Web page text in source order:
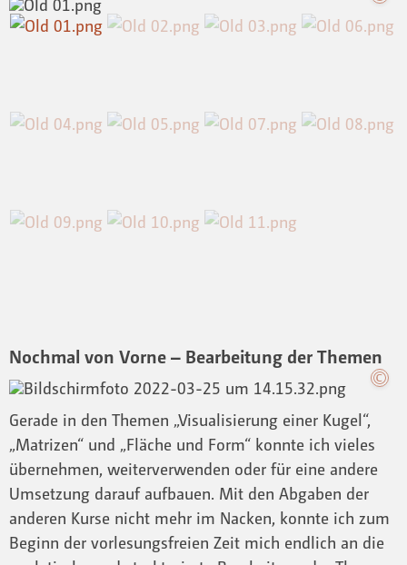
Nochmal von Vorne – Bearbeitung der Themen
Gerade in den Themen „Visualisierung einer Kugel“,
„Matrizen“ und „Fläche und Form“ konnte ich vieles
übernehmen, weiterverwenden oder für eine andere
Umsetzung darauf aufbauen. Mit den Abgaben der
anderen Kurse nicht mehr im Nacken, konnte ich zum
Beginn der vorlesungsfreien Zeit mich endlich an die